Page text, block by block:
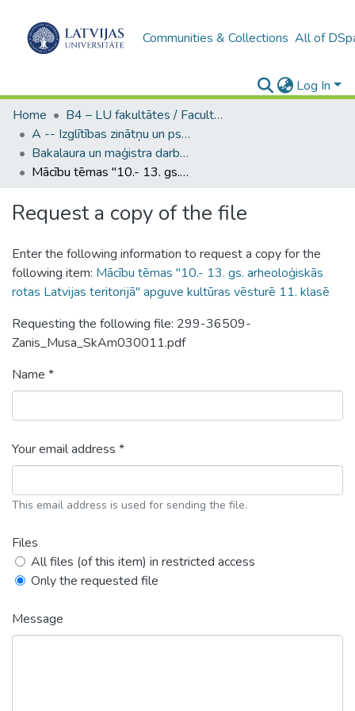
Communities & Collections All of
Log In
Home
B4 – LU fakultātes / Faculties of the UL
A -- Izglītības zinātņu un psiholoģijas fakultāte / Faculty of Education Sciences and Psychology
Bakalaura un maģistra darbi (PPMF) / Bachelor's and Master's theses
Mācību tēmas "10.- 13. gs. arheoloģiskās rotas Latvijas teritorijā" apguve kultūras vēsturē 11. klasē
Request a copy of the file
Enter the following information to request a copy for the
following item: Mācību tēmas "10.- 13. gs. arheoloģiskās
rotas Latvijas teritorijā" apguve kultūras vēsturē 11. klasē
Requesting the following file: 299-36509-
Zanis_Musa_SkAm030011.pdf
Name *
Your email address *
This email address is used for sending the file.
Files
All files (of this item) in restricted access
Only the requested file
Message